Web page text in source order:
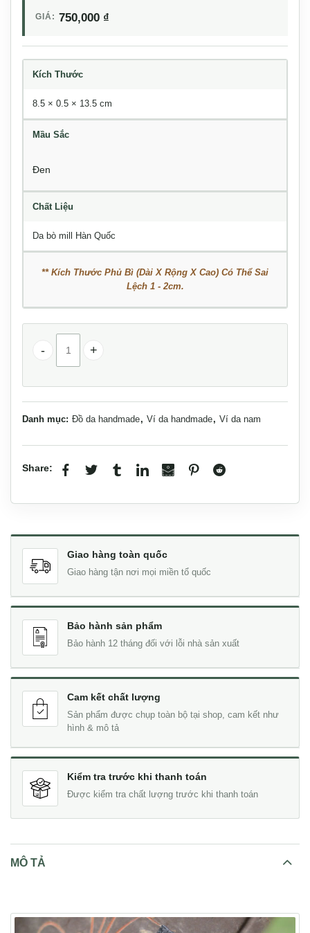
GIÁ: 750,000 ₫
Kích Thước
8.5 × 0.5 × 13.5 cm
Mầu Sắc
Đen
Chất Liệu
Da bò mill Hàn Quốc
** Kích Thước Phủ Bì (Dài X Rộng X Cao) Có Thể Sai
Lệch 1 - 2cm.
Ví đựng thẻ handmade thời trang sang trọng da bò cao
Danh mục: Đồ da handmade, Ví da handmade, Ví da nam
Share:
Giao hàng toàn quốc
Giao hàng tận nơi mọi miền tổ quốc
Bảo hành sản phẩm
Bảo hành 12 tháng đối với lỗi nhà sản xuất
Cam kết chất lượng
Sản phẩm được chụp toàn bộ tại shop, cam kết như
hình & mô tả
Kiểm tra trước khi thanh toán
Được kiểm tra chất lượng trước khi thanh toán
MÔ TẢ